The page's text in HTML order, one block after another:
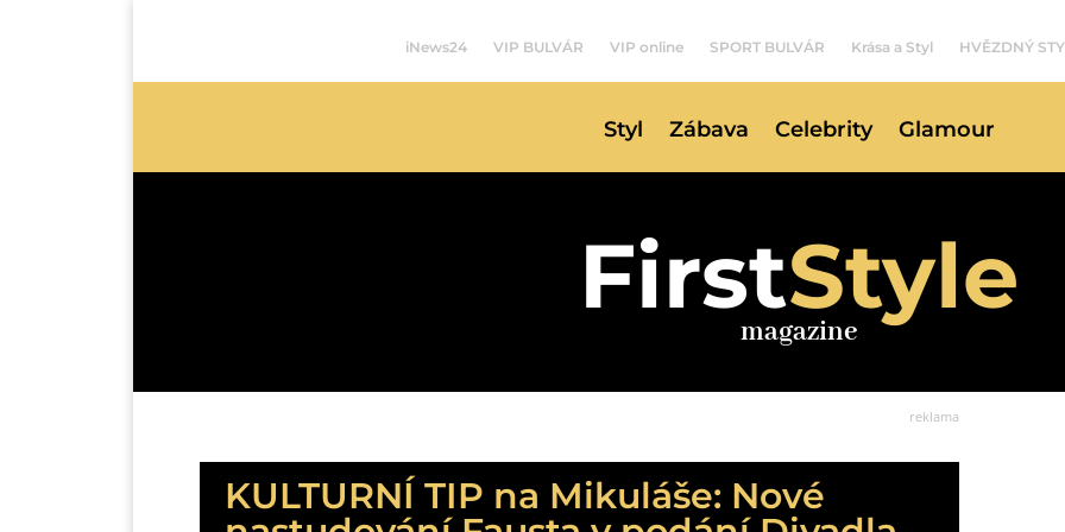
iNews24 VIP BULVÁR VIP online SPORT BULVÁR Krása a Styl HVĚZDNÝ
Styl Zábava Celebrity Glamour
FirstStyle
magazine
reklama
KULTURNÍ TIP na Mikuláše: Nové